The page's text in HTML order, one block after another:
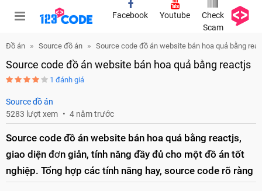
Facebook Youtube
Check
Scam
Đồ án Source đồ án Source code đồ án website bán hoa quả bằng
Source code đồ án website bán hoa quả bằng reactjs
1 đánh giá
Source đồ án
5283 lượt xem
4 năm trước
Source code đồ án website bán hoa quả bằng reactjs,
giao diện đơn giản, tính năng đầy đủ cho một đồ án tốt
nghiệp. Tổng hợp các tính năng hay, source code rõ ràng